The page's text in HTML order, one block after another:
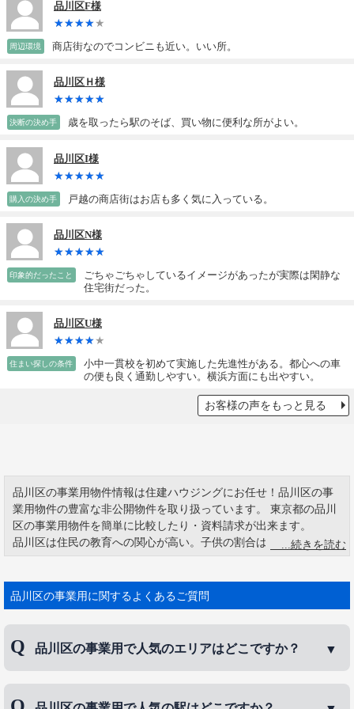
品川区F様
周辺環境 商店街なのでコンビニも近い。いい所。
品川区Ｈ様
決断の決め手 歳を取ったら駅のそば、買い物に便利な所がよい。
品川区I様
購入の決め手 戸越の商店街はお店も多く気に入っている。
品川区N様
印象的だったこと
ごちゃごちゃしているイメージがあったが実際は閑静な
住宅街だった。
品川区U様
住まい探しの条件
小中一貫校を初めて実施した先進性がある。都心への車
の便も良く通勤しやすい。横浜方面にも出やすい。
お客様の声をもっと見る
品川区の事業用物件情報は住建ハウジングにお任せ！品川区の事
業用物件の豊富な非公開物件を取り扱っています。 東京都の品川
区の事業用物件を簡単に比較したり・資料請求が出来ます。
品川区は住民の教育への関心が高い。子供の割合は23区中中位以
下であるが、児童相談の割合が23区中2番目である。そうしたこと
町村立では全国初の小中一貫校が出来たのが品川区で、品川区立
日野学園が最初の区立小中一貫校である。品川区には下町を思い
らの母屋が残っていたり住宅が密集している地域もある。
品川区の事業用に関するよくあるご質問
品川区の事業用で人気のエリアはどこですか？